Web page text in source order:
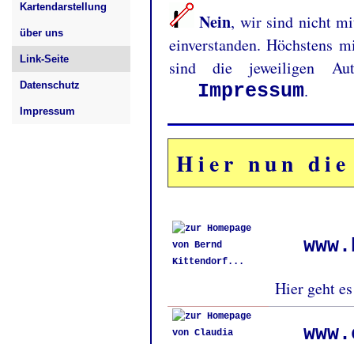
Kartendarstellung
über uns
Link-Seite
Datenschutz
Impressum
Nein, wir sind nicht
einverstanden. Höchstens
sind die jeweiligen
Impressum.
Hier nun
Hier geht